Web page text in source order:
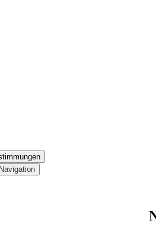
Navigation